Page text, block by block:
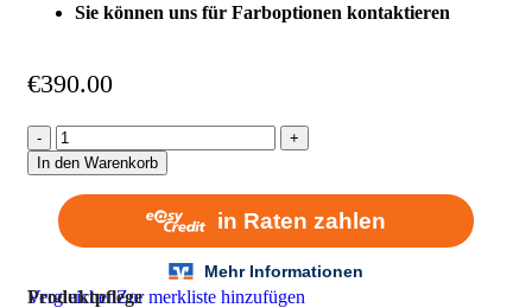
Sie können uns für Farboptionen kontaktieren
€390.00
In den Warenkorb
VergleichenZur merkliste hinzufügen
Produktpflege